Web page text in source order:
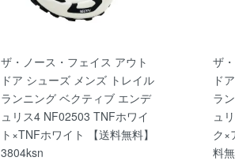
ザ・ノース・フェイス アウト
ドア シューズ メンズ トレイル
ランニング ベクティブ エンデ
ュリス4 NF02503 TNFホワイ
ト×TNFホワイト 【送料無料】
3804ksn
ザ
ド
ラ
ュ
ク×
料